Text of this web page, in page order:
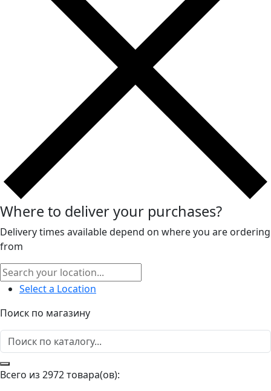
Where to deliver your purchases?
Delivery times available depend on where you are ordering
from
Select a Location
Поиск по магазину
Всего из 2972 товара(ов):